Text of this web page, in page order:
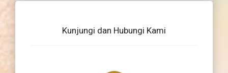
Kunjungi dan Hubungi Kami